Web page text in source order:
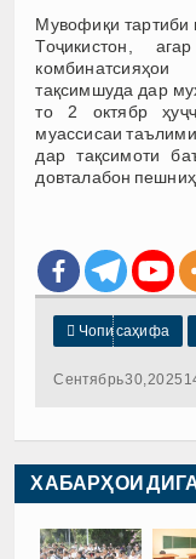
Мувофиқи тартиби
Тоҷикистон,
тақсимшуда дар
то 2 октябр
муассисаи
дар тақсимоти
довталабон
 Чопи саҳифа
Сентябрь 30, 2025
ХАБАРҲОИ